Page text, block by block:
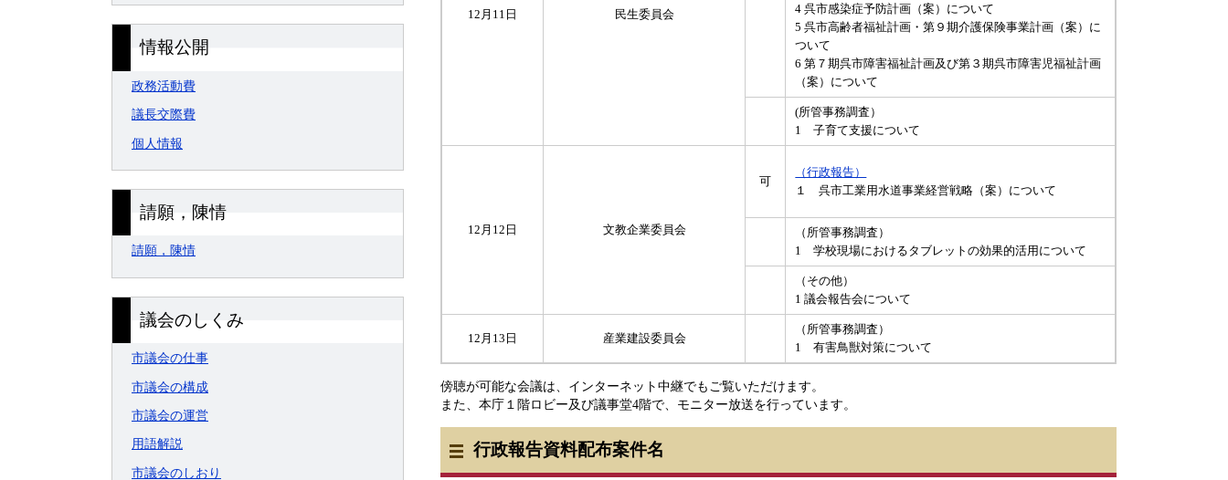
情報公開
政務活動費
議長交際費
個人情報
請願，陳情
請願，陳情
議会のしくみ
市議会の仕事
市議会の構成
市議会の運営
用語解説
市議会のしおり
12月11日 民生委員会
4 呉市感染症予防計画（案）について
5 呉市高齢者福祉計画・第９期介護保険事業計画（案）に
ついて
6 第７期呉市障害福祉計画及び第３期呉市障害児福祉計画
（案）について
(所管事務調査）
1 子育て支援について
12月12日 文教企業委員会
可
（行政報告）
１ 呉市工業用水道事業経営戦略（案）について
（所管事務調査）
1 学校現場におけるタブレットの効果的活用について
（その他）
1 議会報告会について
12月13日 産業建設委員会
（所管事務調査）
1 有害鳥獣対策について
傍聴が可能な会議は、インターネット中継でもご覧いただけます。
また、本庁１階ロビー及び議事堂4階で、モニター放送を行っています。
行政報告資料配布案件名